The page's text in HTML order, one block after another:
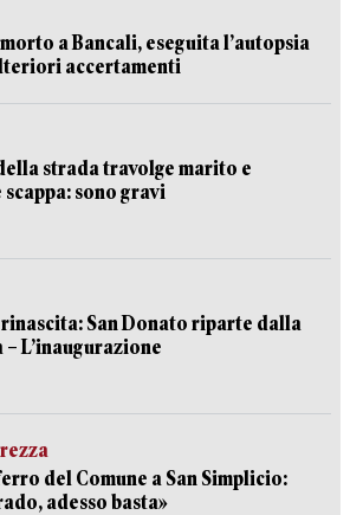
a Bancali, eseguita l’autopsia
accertamenti
strada travolge marito e
sono gravi
San Donato riparte dalla
– L’inaugurazione
del Comune a San Simplicio:
adesso basta»